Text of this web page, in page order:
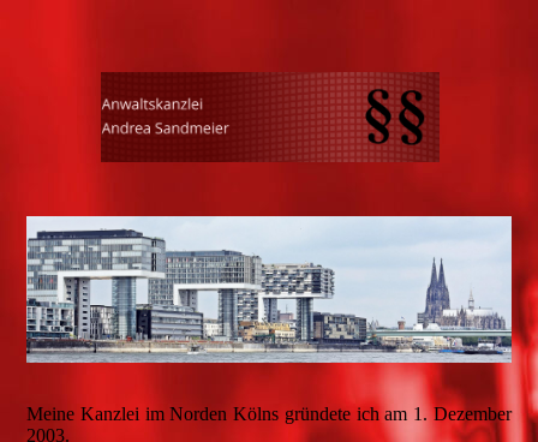
Meine Kanzlei im Norden Kölns gründete ich am 1. Dezember
2003.